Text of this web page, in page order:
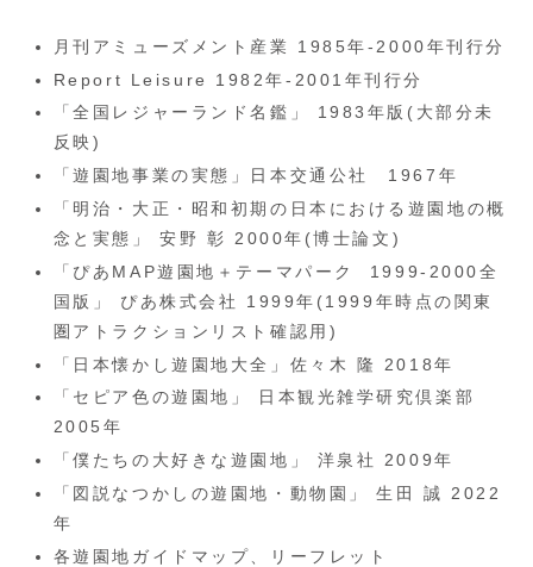
月刊アミューズメント産業 1985年-2000年刊行分
Report Leisure 1982年‐2001年刊行分
「全国レジャーランド名鑑」 1983年版(大部分未
反映)
「遊園地事業の実態」日本交通公社 1967年
「明治・大正・昭和初期の日本における遊園地の概
念と実態」 安野 彰 2000年(博士論文)
「ぴあMAP遊園地＋テーマパーク 1999-2000全
国版」 ぴあ株式会社 1999年(1999年時点の関東
圏アトラクションリスト確認用)
「日本懐かし遊園地大全」佐々木 隆 2018年
「セピア色の遊園地」 日本観光雑学研究倶楽部
2005年
「僕たちの大好きな遊園地」 洋泉社 2009年
「図説なつかしの遊園地・動物園」 生田 誠 2022
年
各遊園地ガイドマップ、リーフレット